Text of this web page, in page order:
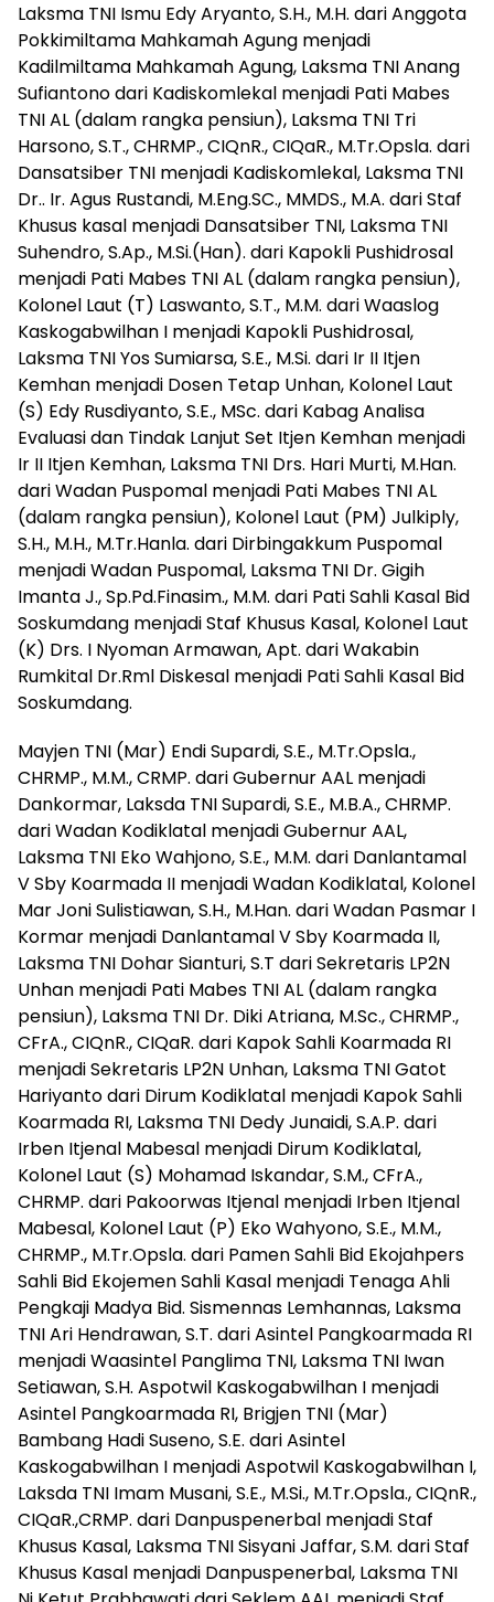
Laksma TNI Ismu Edy Aryanto, S.H., M.H. dari Anggota
Pokkimiltama Mahkamah Agung menjadi
Kadilmiltama Mahkamah Agung, Laksma TNI Anang
Sufiantono dari Kadiskomlekal menjadi Pati Mabes
TNI AL (dalam rangka pensiun), Laksma TNI Tri
Harsono, S.T., CHRMP., CIQnR., CIQaR., M.Tr.Opsla. dari
Dansatsiber TNI menjadi Kadiskomlekal, Laksma TNI
Dr.. Ir. Agus Rustandi, M.Eng.SC., MMDS., M.A. dari Staf
Khusus kasal menjadi Dansatsiber TNI, Laksma TNI
Suhendro, S.Ap., M.Si.(Han). dari Kapokli Pushidrosal
menjadi Pati Mabes TNI AL (dalam rangka pensiun),
Kolonel Laut (T) Laswanto, S.T., M.M. dari Waaslog
Kaskogabwilhan I menjadi Kapokli Pushidrosal,
Laksma TNI Yos Sumiarsa, S.E., M.Si. dari Ir II Itjen
Kemhan menjadi Dosen Tetap Unhan, Kolonel Laut
(S) Edy Rusdiyanto, S.E., MSc. dari Kabag Analisa
Evaluasi dan Tindak Lanjut Set Itjen Kemhan menjadi
Ir II Itjen Kemhan, Laksma TNI Drs. Hari Murti, M.Han.
dari Wadan Puspomal menjadi Pati Mabes TNI AL
(dalam rangka pensiun), Kolonel Laut (PM) Julkiply,
S.H., M.H., M.Tr.Hanla. dari Dirbingakkum Puspomal
menjadi Wadan Puspomal, Laksma TNI Dr. Gigih
Imanta J., Sp.Pd.Finasim., M.M. dari Pati Sahli Kasal Bid
Soskumdang menjadi Staf Khusus Kasal, Kolonel Laut
(K) Drs. I Nyoman Armawan, Apt. dari Wakabin
Rumkital Dr.Rml Diskesal menjadi Pati Sahli Kasal Bid
Soskumdang.
Mayjen TNI (Mar) Endi Supardi, S.E., M.Tr.Opsla.,
CHRMP., M.M., CRMP. dari Gubernur AAL menjadi
Dankormar, Laksda TNI Supardi, S.E., M.B.A., CHRMP.
dari Wadan Kodiklatal menjadi Gubernur AAL,
Laksma TNI Eko Wahjono, S.E., M.M. dari Danlantamal
V Sby Koarmada II menjadi Wadan Kodiklatal, Kolonel
Mar Joni Sulistiawan, S.H., M.Han. dari Wadan Pasmar I
Kormar menjadi Danlantamal V Sby Koarmada II,
Laksma TNI Dohar Sianturi, S.T dari Sekretaris LP2N
Unhan menjadi Pati Mabes TNI AL (dalam rangka
pensiun), Laksma TNI Dr. Diki Atriana, M.Sc., CHRMP.,
CFrA., CIQnR., CIQaR. dari Kapok Sahli Koarmada RI
menjadi Sekretaris LP2N Unhan, Laksma TNI Gatot
Hariyanto dari Dirum Kodiklatal menjadi Kapok Sahli
Koarmada RI, Laksma TNI Dedy Junaidi, S.A.P. dari
Irben Itjenal Mabesal menjadi Dirum Kodiklatal,
Kolonel Laut (S) Mohamad Iskandar, S.M., CFrA.,
CHRMP. dari Pakoorwas Itjenal menjadi Irben Itjenal
Mabesal, Kolonel Laut (P) Eko Wahyono, S.E., M.M.,
CHRMP., M.Tr.Opsla. dari Pamen Sahli Bid Ekojahpers
Sahli Bid Ekojemen Sahli Kasal menjadi Tenaga Ahli
Pengkaji Madya Bid. Sismennas Lemhannas, Laksma
TNI Ari Hendrawan, S.T. dari Asintel Pangkoarmada RI
menjadi Waasintel Panglima TNI, Laksma TNI Iwan
Setiawan, S.H. Aspotwil Kaskogabwilhan I menjadi
Asintel Pangkoarmada RI, Brigjen TNI (Mar)
Bambang Hadi Suseno, S.E. dari Asintel
Kaskogabwilhan I menjadi Aspotwil Kaskogabwilhan I,
Laksda TNI Imam Musani, S.E., M.Si., M.Tr.Opsla., CIQnR.,
CIQaR.,CRMP. dari Danpuspenerbal menjadi Staf
Khusus Kasal, Laksma TNI Sisyani Jaffar, S.M. dari Staf
Khusus Kasal menjadi Danpuspenerbal, Laksma TNI